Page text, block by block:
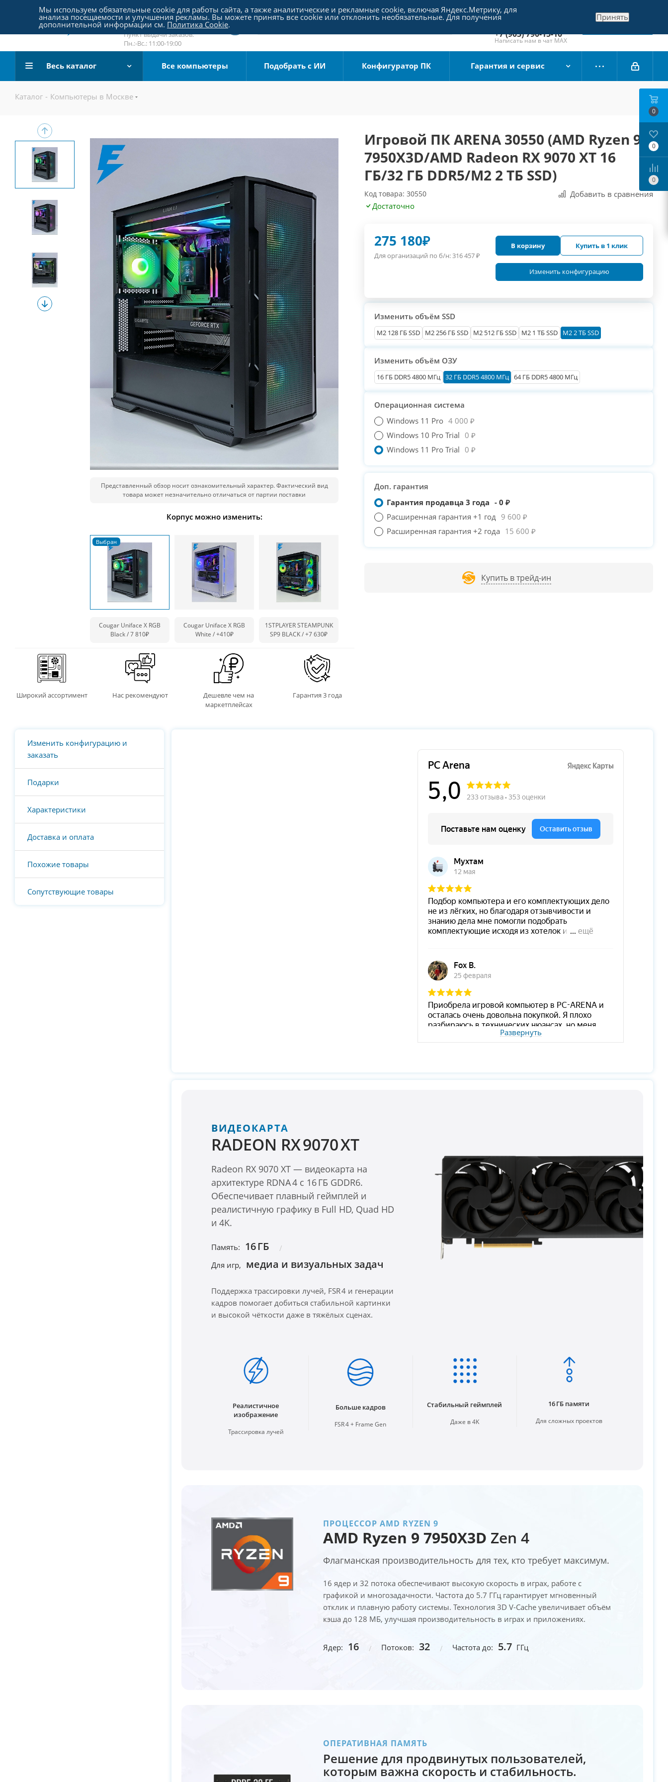
Пятницкое шоссе 18, пав. 267
email:sale@pc-arena.ru
Пн.:-Вс.: 10:00-20:00
Пункт выдачи заказов:
Пн.:-Вс.: 11:00-19:00
+7 (495) 790-15-10
Отдел продаж
+7 (903) 790-15-10
Написать нам в чат MAX
Заказать звонок
Весь каталог Все компьютеры Подобрать с ИИ Конфигуратор ПК Гарантия и сервис
Каталог - Компьютеры в Москве
Представленный обзор носит ознакомительный характер. Фактический вид
товара может незначительно отличаться от партии поставки
Корпус можно изменить:
Cougar Uniface X RGB
Black / 7 810₽
Cougar Uniface X RGB
White /+410₽
1STPLAYER STEAMPUNK
SP9 BLACK /+7 630₽
Широкий ассортимент Нас рекомендуют
Дешевле чем на
маркетплейсах
Гарантия 3 года
Игровой ПК ARENA 30550 (AMD Ryzen 9
7950X3D/AMD Radeon RX 9070 XT 16
ГБ/32 ГБ DDR5/M2 2 ТБ SSD)
Код товара: 30550
Добавить в сравнения
Достаточно
275 180₽
Для организаций по б/н:316 457₽
В корзину Купить в 1 клик
Изменить конфигурацию
Изменить объём SSD
М2 128 ГБ SSD M2 256 ГБ SSD M2 512 ГБ SSD M2 1 ТБ SSD M2 2 ТБ SSD
Изменить объём ОЗУ
16 ГБ DDR5 4800 МГц 32 ГБ DDR5 4800 МГц 64 ГБ DDR5 4800 МГц
Операционная система
Windows 11 Pro 4 000 ₽
Windows 10 Pro Trial 0 ₽
Windows 11 Pro Trial 0 ₽
Доп. гарантия
Гарантия продавца 3 года - 0 ₽
Расширенная гарантия +1 год 9 600 ₽
Расширенная гарантия +2 года 15 600 ₽
Купить в трейд-ин
Изменить конфигурацию и
заказать
Подарки
Характеристики
Доставка и оплата
Похожие товары
Сопутствующие товары
PC-Arena на карте Москвы — Яндекс Карты
Развернуть
ВИДЕОКАРТА
RADEON RX 9070 XT
Radeon RX 9070 XT — видеокарта на
архитектуре RDNA 4 с 16 ГБ GDDR6.
Обеспечивает плавный геймплей и
реалистичную графику в Full HD, Quad HD
и 4K.
Память: 16 ГБ
Для игр, медиа и визуальных задач
Поддержка трассировки лучей, FSR 4 и генерации
кадров помогает добиться стабильной картинки
и высокой чёткости даже в тяжёлых сценах.
Реалистичное
изображение
Трассировка лучей
Больше кадров
FSR 4 + Frame Gen
Стабильный геймплей
Даже в 4K
16 ГБ памяти
Для сложных проектов
ПРОЦЕССОР AMD RYZEN 9
AMD Ryzen 9 7950X3D Zen 4
Флагманская производительность для тех, кто требует максимум.
16 ядер и 32 потока обеспечивают высокую скорость в играх, работе с
графикой и многозадачности. Частота до 5.7 ГГц гарантирует мгновенный
отклик и плавную работу системы. Технология 3D V-Cache увеличивает объём
кэша до 128 МБ, улучшая производительность в играх и приложениях.
Ядер: 16 Потоков: 32 Частота до: 5.7 ГГц
ОПЕРАТИВНАЯ ПАМЯТЬ
Решение для продвинутых пользователей,
которым важна скорость и стабильность.
0
0
0
Мы используем обязательные cookie для работы сайта, а также аналитические и рекламные cookie, включая Яндекс.Метрику, для
анализа посещаемости и улучшения рекламы. Вы можете принять все cookie или отклонить необязательные. Для получения
дополнительной информации см. Политика Cookie.
Принять